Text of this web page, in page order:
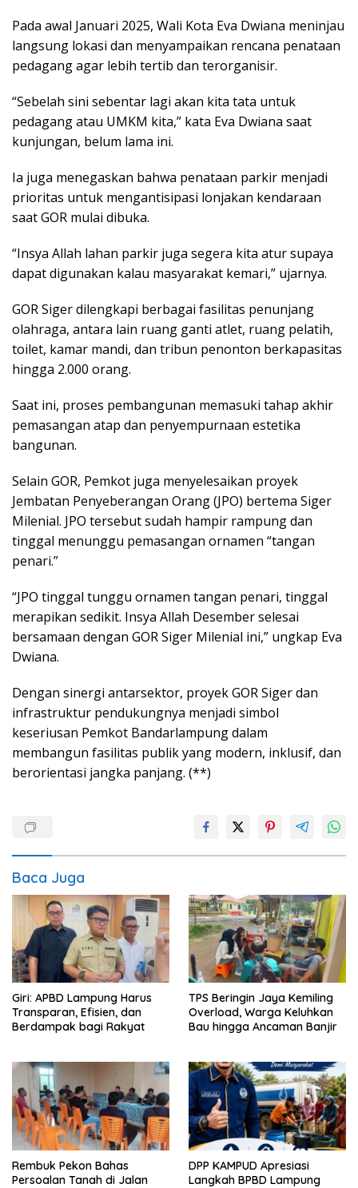
Pada awal Januari 2025, Wali Kota Eva Dwiana meninjau
langsung lokasi dan menyampaikan rencana penataan
pedagang agar lebih tertib dan terorganisir.
“Sebelah sini sebentar lagi akan kita tata untuk
pedagang atau UMKM kita,” kata Eva Dwiana saat
kunjungan, belum lama ini.
Ia juga menegaskan bahwa penataan parkir menjadi
prioritas untuk mengantisipasi lonjakan kendaraan
saat GOR mulai dibuka.
“Insya Allah lahan parkir juga segera kita atur supaya
dapat digunakan kalau masyarakat kemari,” ujarnya.
GOR Siger dilengkapi berbagai fasilitas penunjang
olahraga, antara lain ruang ganti atlet, ruang pelatih,
toilet, kamar mandi, dan tribun penonton berkapasitas
hingga 2.000 orang.
Saat ini, proses pembangunan memasuki tahap akhir
pemasangan atap dan penyempurnaan estetika
bangunan.
Selain GOR, Pemkot juga menyelesaikan proyek
Jembatan Penyeberangan Orang (JPO) bertema Siger
Milenial. JPO tersebut sudah hampir rampung dan
tinggal menunggu pemasangan ornamen “tangan
penari.”
“JPO tinggal tunggu ornamen tangan penari, tinggal
merapikan sedikit. Insya Allah Desember selesai
bersamaan dengan GOR Siger Milenial ini,” ungkap Eva
Dwiana.
Dengan sinergi antarsektor, proyek GOR Siger dan
infrastruktur pendukungnya menjadi simbol
keseriusan Pemkot Bandarlampung dalam
membangun fasilitas publik yang modern, inklusif, dan
berorientasi jangka panjang. (**)
Baca Juga
Giri: APBD Lampung Harus
Transparan, Efisien, dan
Berdampak bagi Rakyat
TPS Beringin Jaya Kemiling
Overload, Warga Keluhkan
Bau hingga Ancaman Banjir
Rembuk Pekon Bahas
Persoalan Tanah di Jalan
DPP KAMPUD Apresiasi
Langkah BPBD Lampung